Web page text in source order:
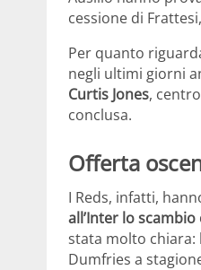
cessione di
Per quanto
negli ultimi giorni
Curtis Jones,
conclusa.
Offerta
I Reds, infatti,
all’Inter lo
stata molto chiara:
Dumfries a